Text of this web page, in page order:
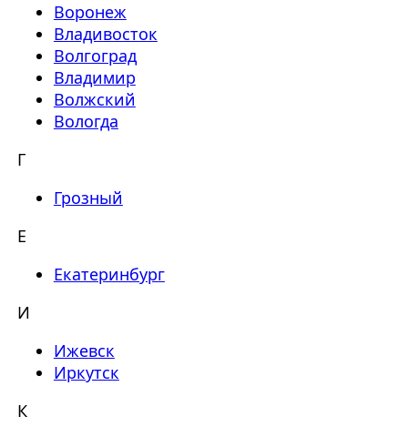
Воронеж
Владивосток
Волгоград
Владимир
Волжский
Вологда
Г
Грозный
Е
Екатеринбург
И
Ижевск
Иркутск
К